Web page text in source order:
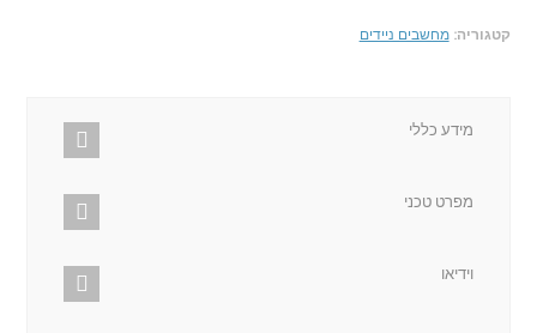
קטגוריה: מחשבים ניידים
מידע כללי
מפרט טכני
וידיאו